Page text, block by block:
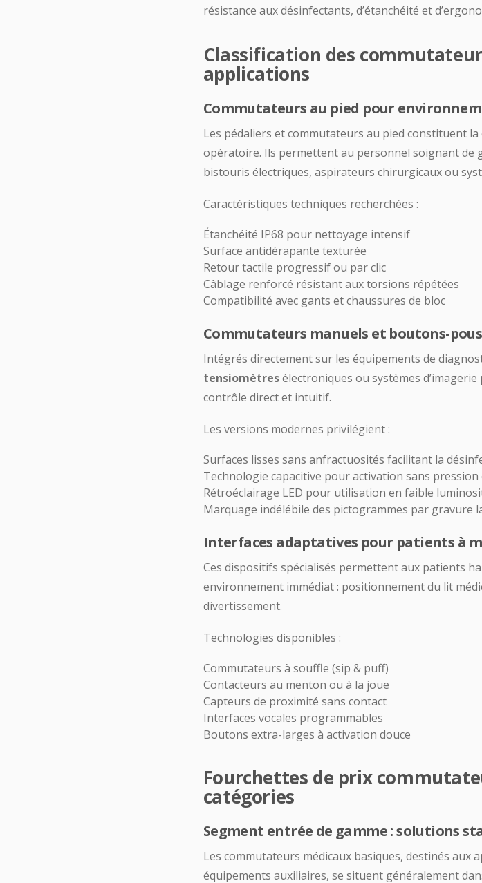
résistance aux désinfectants, d’étanchéité et
Classification des
applications
Commutateurs au pied pour
Les pédaliers et commutateurs au pied constituent
opératoire. Ils permettent au personnel soignant de
bistouris électriques, aspirateurs chirurgicaux ou
Caractéristiques techniques recherchées :
Étanchéité IP68 pour nettoyage intensif
Surface antidérapante texturée
Retour tactile progressif ou par clic
Câblage renforcé résistant aux torsions répétées
Compatibilité avec gants et chaussures de bloc
Commutateurs manuels et boutons-
Intégrés directement sur les équipements de
tensiomètresélectroniques ou systèmes
contrôle direct et intuitif.
Les versions modernes privilégient :
Surfaces lisses sans anfractuosités facilitant la
Technologie capacitive pour activation sans pression
Rétroéclairage LED pour utilisation en faible
Marquage indélébile des pictogrammes par gravure
Interfaces adaptatives pour patients à
Ces dispositifs spécialisés permettent aux patients
environnement immédiat : positionnement du lit
divertissement.
Technologies disponibles :
Commutateurs à souffle (sip & puff)
Contacteurs au menton ou à la joue
Capteurs de proximité sans contact
Interfaces vocales programmables
Boutons extra-larges à activation douce
Fourchettes de prix
catégories
Segment entrée de gamme : solutions
Les commutateurs médicaux basiques, destinés aux
équipements auxiliaires, se situent généralement